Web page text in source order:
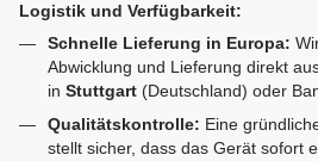
Logistik und Verfügbarkeit:
Schnelle Lieferung in Europa:
Abwicklung und Lieferung direkt
in Stuttgart (Deutschland) oder
Qualitätskontrolle: Eine
stellt sicher, dass das Gerät sofort